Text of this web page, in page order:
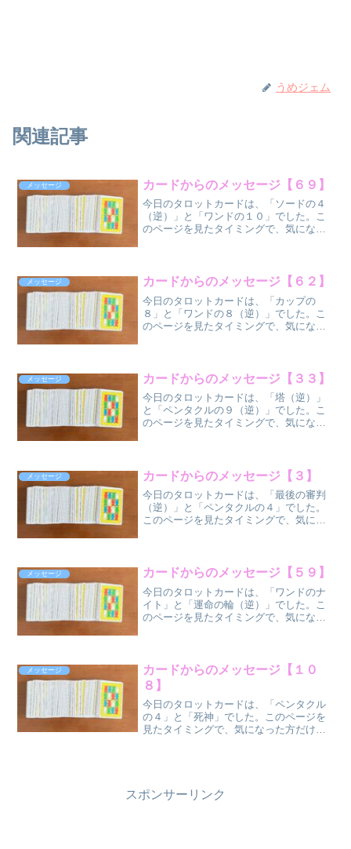
うめジェム
関連記事
メッセージ カードからのメッセージ【６９】
今日のタロットカードは、「ソードの４
（逆）」と「ワンドの１０」でした。こ
のページを見たタイミングで、気になっ
４（逆位
...
メッセージ カードからのメッセージ【６２】
今日のタロットカードは、「カップの
８」と「ワンドの８（逆）」でした。こ
のページを見たタイミングで、気になっ
８（正位
置）
...
メッセージ カードからのメッセージ【３３】
今日のタロットカードは、「塔（逆）」
と「ペンタクルの９（逆）」でした。こ
のページを見たタイミングで、気になっ
（逆位
置）
...
メッセージ カードからのメッセージ【３】
今日のタロットカードは、「最後の審判
（逆）」と「ペンタクルの４」でした。
このページを見たタイミングで、気にな
（逆位
ペ...
メッセージ カードからのメッセージ【５９】
今日のタロットカードは、「ワンドのナ
イト」と「運命の輪（逆）」でした。こ
のページを見たタイミングで、気になっ
置）
...
メッセージ
カードからのメッセージ【１０
８】
今日のタロットカードは、「ペンタクル
の４」と「死神」でした。このページを
見たタイミングで、気になった方だけ、
死神（...
スポンサーリンク